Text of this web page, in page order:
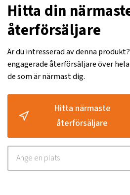
Hitta din
återförsäljare
Är du intresserad av denna
engagerade återförsäljare över
de som är närmast dig.
Hitta närmaste
återförsäljare